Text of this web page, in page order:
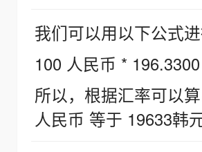
我们可以用以下公式进
100 人民币 *
所以，根据汇率可以
人民币 等于 19633韩